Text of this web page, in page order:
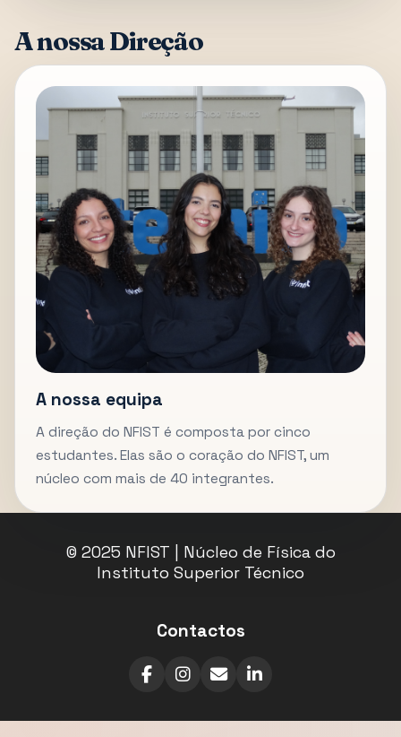
A nossa Direção
A nossa equipa
A direção do NFIST é composta por cinco
estudantes. Elas são o coração do NFIST, um
núcleo com mais de 40 integrantes.
© 2025 NFIST | Núcleo de Física do
Instituto Superior Técnico
Contactos